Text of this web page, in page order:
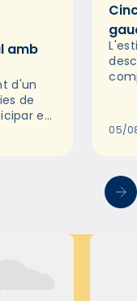
amb
d'un
de
en
05/